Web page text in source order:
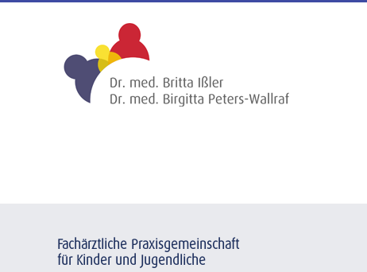
Fachärztliche Praxisgemeinschaft
für Kinder und Jugendliche